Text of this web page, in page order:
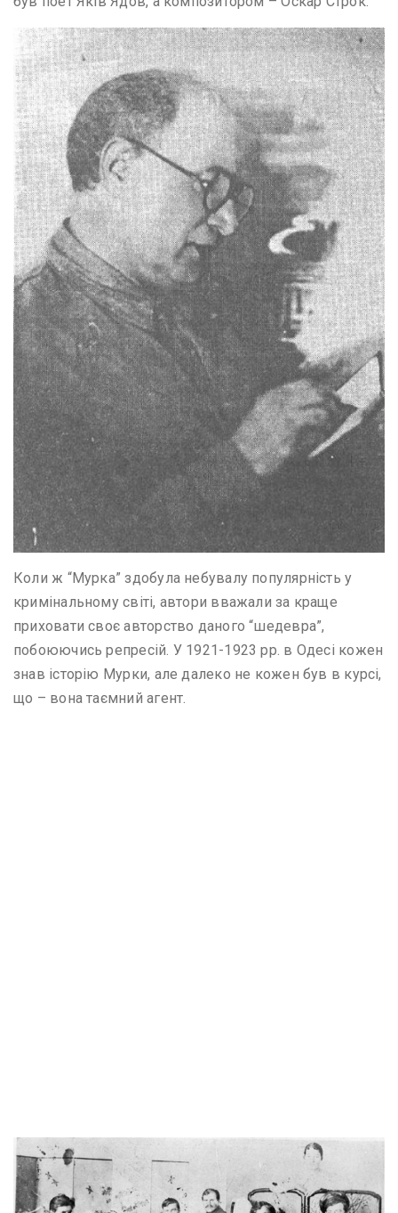
Коли ж “Мурка” здобула небувалу популярність у
кримінальному світі, автори вважали за краще
приховати своє авторство даного “шедевра”,
побоюючись репресій. У 1921-1923 рр. в Одесі кожен
знав історію Мурки, але далеко не кожен був в курсі,
що – вона таємний агент.